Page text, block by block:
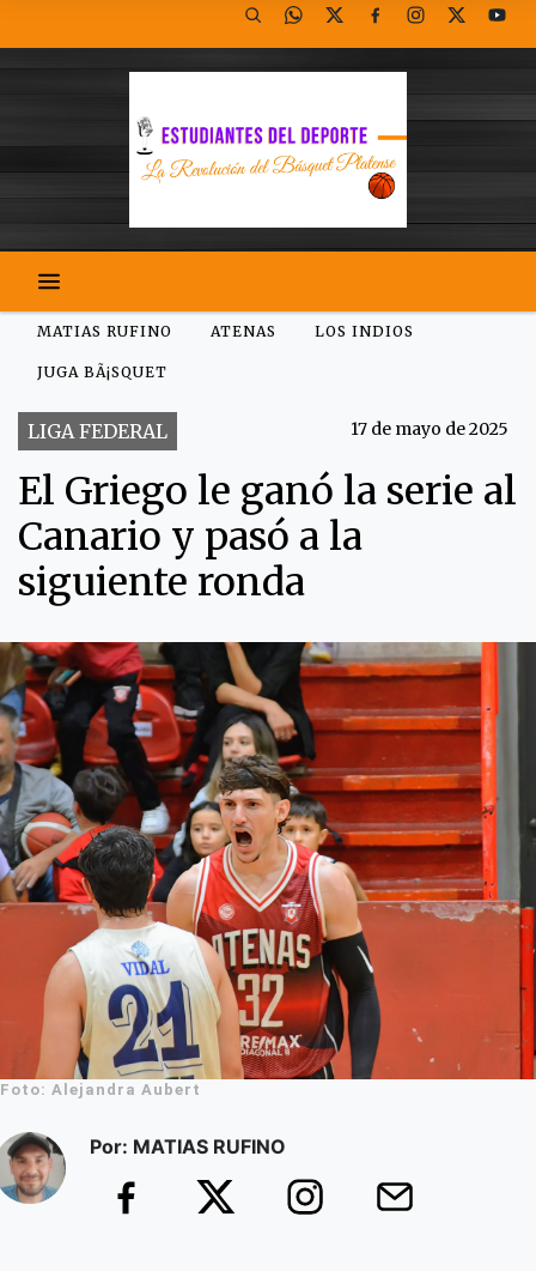
MATIAS RUFINO ATENAS LOS INDIOS
JUGA BÃ¡SQUET
LIGA FEDERAL 17 de mayo de 2025
El Griego le ganó la serie al
Canario y pasó a la
siguiente ronda
Foto: Alejandra Aubert
Por: MATIAS RUFINO